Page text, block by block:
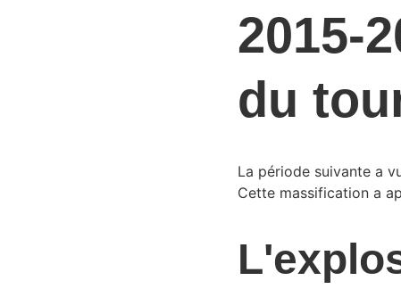
2015-
du
La période suivante a
Cette massification a